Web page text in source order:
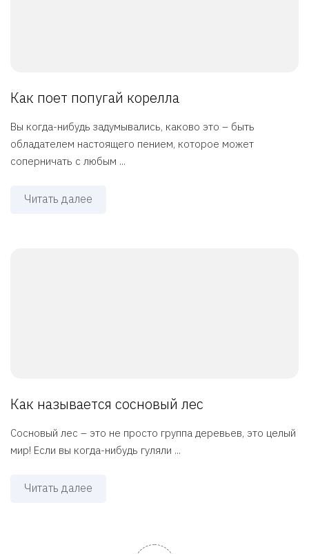
Как поет попугай корелла
Вы когда-нибудь задумывались, каково это – быть
обладателем настоящего пением, которое может
соперничать с любым ...
Читать далее
Как называется сосновый лес
Сосновый лес – это не просто группа деревьев, это целый
мир! Если вы когда-нибудь гуляли ...
Читать далее